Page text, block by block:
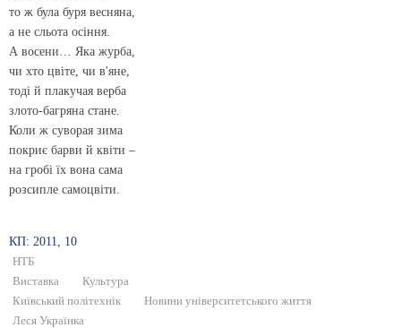
то ж була буря весняна,
а не сльота осіння.
А восени… Яка журба,
чи хто цвіте, чи в'яне,
тоді й плакучая верба
злото-багряна стане.
Коли ж суворая зима
покриє барви й квіти –
на гробі їх вона сама
розсипле самоцвіти.
КП: 2011, 10
НТБ
Виставка
Культура
Київський політехнік
Новини університетського життя
Леся Українка